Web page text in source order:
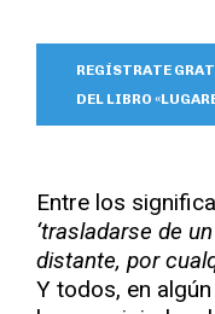
REGÍSTRATE
DEL LIBRO
Entre los
‘trasladarse de
distante, por
Y todos, en